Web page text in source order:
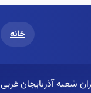
خانه
شعبه آذربایجان غربی